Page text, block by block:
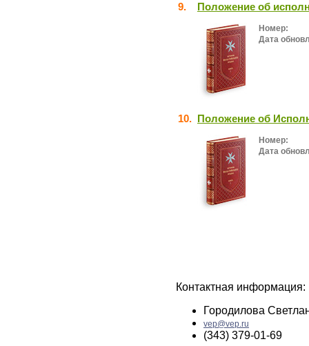
9. Положение об
Номер:
Дата
10. Положение об
Номер:
Дата
Контактная информация:
Городилова
vep@vep.ru
(343) 379-01-69